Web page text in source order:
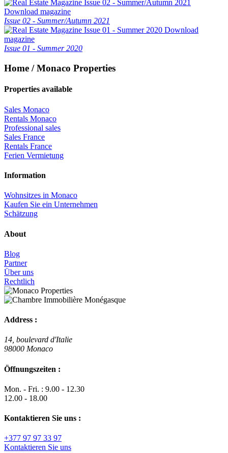
Download magazine
Issue 02 - Summer/Autumn 2021
Download
magazine
Issue 01 - Summer 2020
Home / Monaco Properties
Properties available
Sales Monaco
Rentals Monaco
Professional sales
Sales France
Rentals France
Ferien Vermietung
Information
Wohnsitzes in Monaco
Kaufen Sie ein Unternehmen
Schätzung
About
Blog
Partner
Über uns
Rechtlich
Address :
14, boulevard d'Italie
98000 Monaco
Öffnungszeiten :
Mon. - Fri. : 9.00 - 12.30
12.00 - 18.00
Kontaktieren Sie uns :
+377 97 97 33 97
Kontaktieren Sie uns